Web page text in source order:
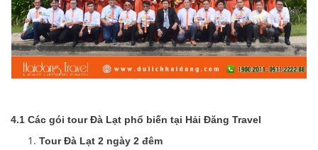
4.1 Các gói tour Đà Lạt phổ biến tại Hải Đăng Travel
Tour Đà Lạt 2 ngày 2 đêm